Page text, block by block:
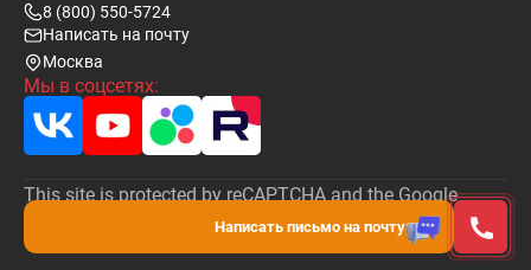
8 (800) 550-5724
Написать на почту
Москва
Мы в соцсетях:
This site is protected by reCAPTCHA and the Google
Terms of Serviceapply.
Написать письмо на почту